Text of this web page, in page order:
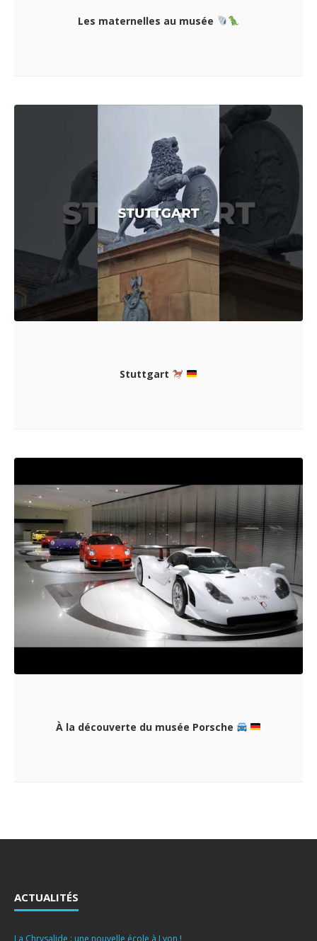
Les maternelles au musée
Stuttgart
À la découverte du musée Porsche
ACTUALITÉS
La Chrysalide : une nouvelle école à Lyon !